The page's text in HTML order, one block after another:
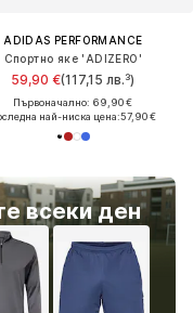
всеки ден
ADIDAS PERFORMANCE
Спортно яке 'ADIZERO'
59,90 €(117,15 лв.³)
Първоначално: 69,90 €
най-ниска цена:57,90 €